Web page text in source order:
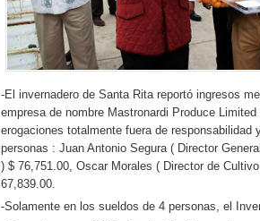
-El invernadero de Santa Rita reportó ingresos
empresa de nombre Mastronardi Produce
erogaciones totalmente fuera de responsabilidad
personas : Juan Antonio Segura ( Director
) $ 76,751.00, Oscar Morales ( Director de
67,839.00.
-Solamente en los sueldos de 4 personas, el